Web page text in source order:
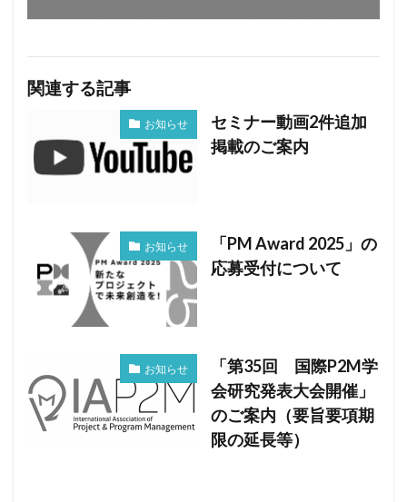
関連する記事
お知らせ
セミナー動画2件追加
掲載のご案内
お知らせ
「PM Award 2025」の
応募受付について
お知らせ
「第35回 国際P2M学
会研究発表大会開催」
のご案内（要旨要項期
限の延長等）